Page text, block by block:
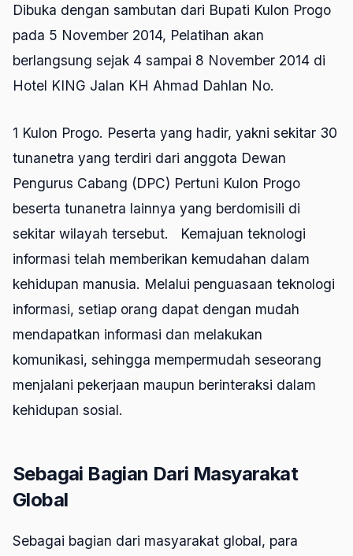
Dibuka dengan sambutan dari Bupati Kulon Progo
pada 5 November 2014, Pelatihan akan
berlangsung sejak 4 sampai 8 November 2014 di
Hotel KING Jalan KH Ahmad Dahlan No.
1 Kulon Progo. Peserta yang hadir, yakni sekitar 30
tunanetra yang terdiri dari anggota Dewan
Pengurus Cabang (DPC) Pertuni Kulon Progo
beserta tunanetra lainnya yang berdomisili di
sekitar wilayah tersebut. Kemajuan teknologi
informasi telah memberikan kemudahan dalam
kehidupan manusia. Melalui penguasaan teknologi
informasi, setiap orang dapat dengan mudah
mendapatkan informasi dan melakukan
komunikasi, sehingga mempermudah seseorang
menjalani pekerjaan maupun berinteraksi dalam
kehidupan sosial.
Sebagai Bagian Dari Masyarakat
Global
Sebagai bagian dari masyarakat global, para